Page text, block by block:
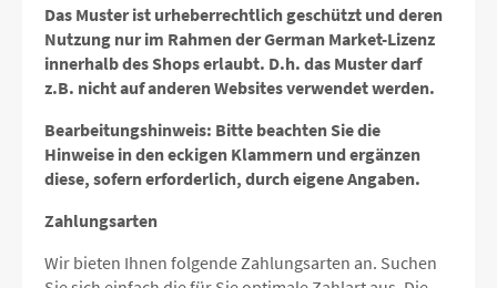
Das Muster ist urheberrechtlich geschützt und deren
Nutzung nur im Rahmen der German Market-Lizenz
innerhalb des Shops erlaubt. D.h. das Muster darf
z.B. nicht auf anderen Websites verwendet werden.
Bearbeitungshinweis: Bitte beachten Sie die
Hinweise in den eckigen Klammern und ergänzen
diese, sofern erforderlich, durch eigene Angaben.
Zahlungsarten
Wir bieten Ihnen folgende Zahlungsarten an. Suchen